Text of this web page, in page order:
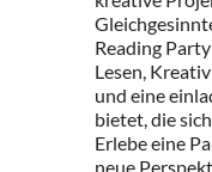
Reading
Lesen,
und eine
bietet, die
Erlebe eine
neue